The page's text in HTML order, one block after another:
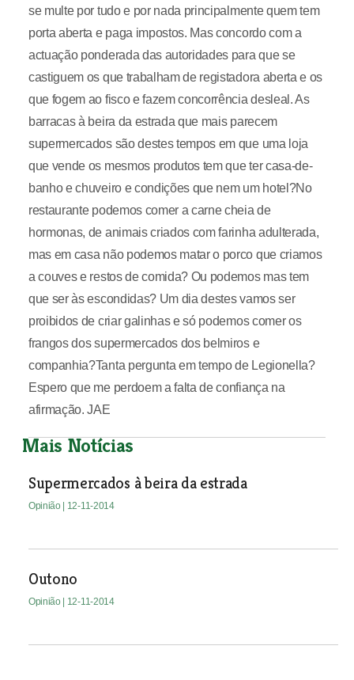
se multe por tudo e por nada principalmente quem tem
porta aberta e paga impostos. Mas concordo com a
actuação ponderada das autoridades para que se
castiguem os que trabalham de registadora aberta e os
que fogem ao fisco e fazem concorrência desleal. As
barracas à beira da estrada que mais parecem
supermercados são destes tempos em que uma loja
que vende os mesmos produtos tem que ter casa-de-
banho e chuveiro e condições que nem um hotel?No
restaurante podemos comer a carne cheia de
hormonas, de animais criados com farinha adulterada,
mas em casa não podemos matar o porco que criamos
a couves e restos de comida? Ou podemos mas tem
que ser às escondidas? Um dia destes vamos ser
proibidos de criar galinhas e só podemos comer os
frangos dos supermercados dos belmiros e
companhia?Tanta pergunta em tempo de Legionella?
Espero que me perdoem a falta de confiança na
afirmação. JAE
Mais Notícias
Supermercados à beira da estrada
Opinião | 12-11-2014
Outono
Opinião | 12-11-2014